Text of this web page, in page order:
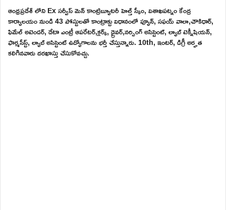
ఆంధ్రప్రదేశ్ లోని Ex సర్వీస్ మెన్ కాంట్రిబ్యూటరీ హెల్త్ స్కీం, విశాఖపట్నం కేంద్ర
కార్యాలయం నుండి 43 పోస్టులతో కాంట్రాక్టు విధానంలో ప్యూన్, సఫయ్ వాలా,చౌకిధార్,
ఫిమేల్ అటెండర్, డేటా ఎంట్రీ ఆపరేటర్,క్లర్క్, డ్రైవర్,నర్సింగ్ అసిస్టెంట్, ల్యాబ్ టెక్నీషియన్,
ఫార్మసీస్ట్, ల్యాబ్ అసిస్టెంట్ ఉద్యోగాలను భర్తీ చేస్తున్నారు. 10th, ఇంటర్, డిగ్రీ అర్హత
కలిగినవారు దరఖాస్తు చేసుకోవచ్చు.